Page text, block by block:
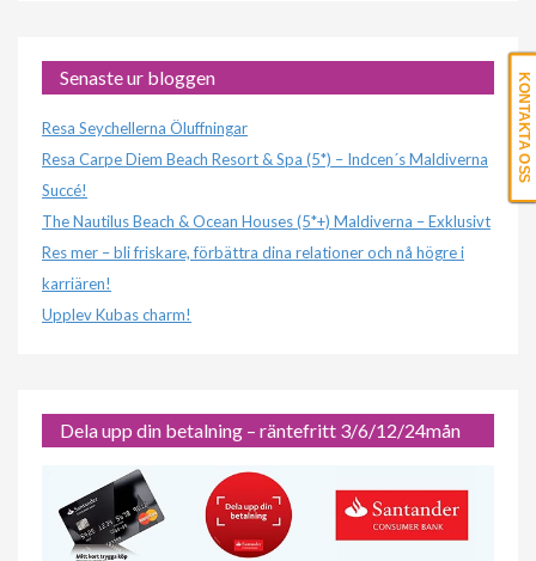
Senaste ur bloggen
Resa Seychellerna Öluffningar
Resa Carpe Diem Beach Resort & Spa (5*) – Indcen´s Maldiverna
Succé!
The Nautilus Beach & Ocean Houses (5*+) Maldiverna – Exklusivt
Res mer – bli friskare, förbättra dina relationer och nå högre i
karriären!
Upplev Kubas charm!
Dela upp din betalning – räntefritt 3/6/12/24mån
KONTAKTA OSS